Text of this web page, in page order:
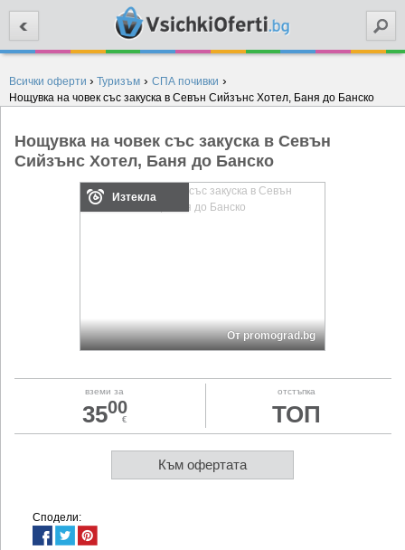
Всички оферти › Туризъм › СПА почивки ›
Нощувка на човек със закуска в Севън Сийзънс Хотел, Баня до Банско
Нощувка на човек със закуска в Севън
Сийзънс Хотел, Баня до Банско
Изтекла
От promograd.bg
вземи за
3500
€
отстъпка
ТОП
Към офертата
Сподели: